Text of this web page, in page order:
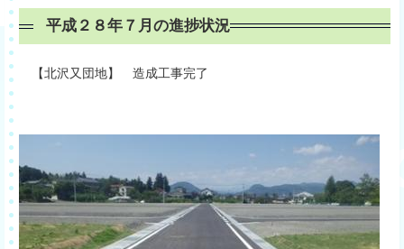
平成２８年７月の進捗状況
【北沢又団地】 造成工事完了